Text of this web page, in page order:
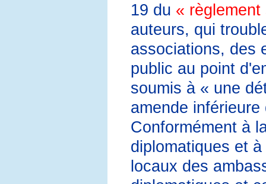
19 du «
auteurs, qui
associations, des
public au point
soumis à « une
amende
Conformément à
diplomatiques et
locaux des